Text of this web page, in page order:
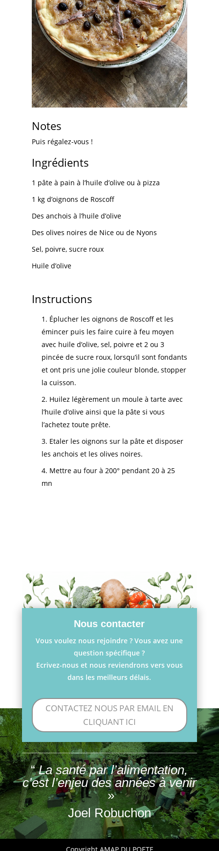
Notes
Puis régalez-vous !
Ingrédients
1 pâte à pain à l’huile d’olive ou à pizza
1 kg d’oignons de Roscoff
Des anchois à l’huile d’olive
Des olives noires de Nice ou de Nyons
Sel, poivre, sucre roux
Huile d’olive
Instructions
Éplucher les oignons de Roscoff et les
émincer puis les faire cuire à feu moyen
avec huile d’olive, sel, poivre et 2 ou 3
pincée de sucre roux, lorsqu’il sont fondants
et ont pris une jolie couleur blonde, stopper
la cuisson.
Huilez légèrement un moule à tarte avec
l’huile d’olive ainsi que la pâte si vous
l’achetez toute prête.
Etaler les oignons sur la pâte et disposer
les anchois et les olives noires.
Mettre au four à 200° pendant 20 à 25
mn
Nous contacter
Vous voulez nous rejoindre ? Vous avez une
question spécifique ?
Ecrivez-nous et nous reviendrons vers vous
dans les meilleurs délais.
CONTACTEZ NOUS PAR EMAIL EN
CLIQUANT ICI
“La santé par l’alimentation,
c’est l’enjeu des années à venir
»
Joel Robuchon